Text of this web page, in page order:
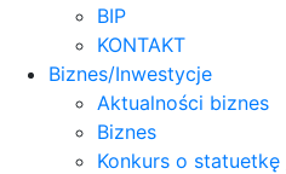
BIP
KONTAKT
Biznes/Inwestycje
Aktualności biznes
Biznes
Konkurs o statuetkę